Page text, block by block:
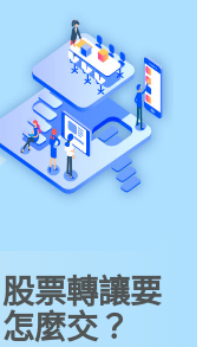
票轉讓要
麼交？